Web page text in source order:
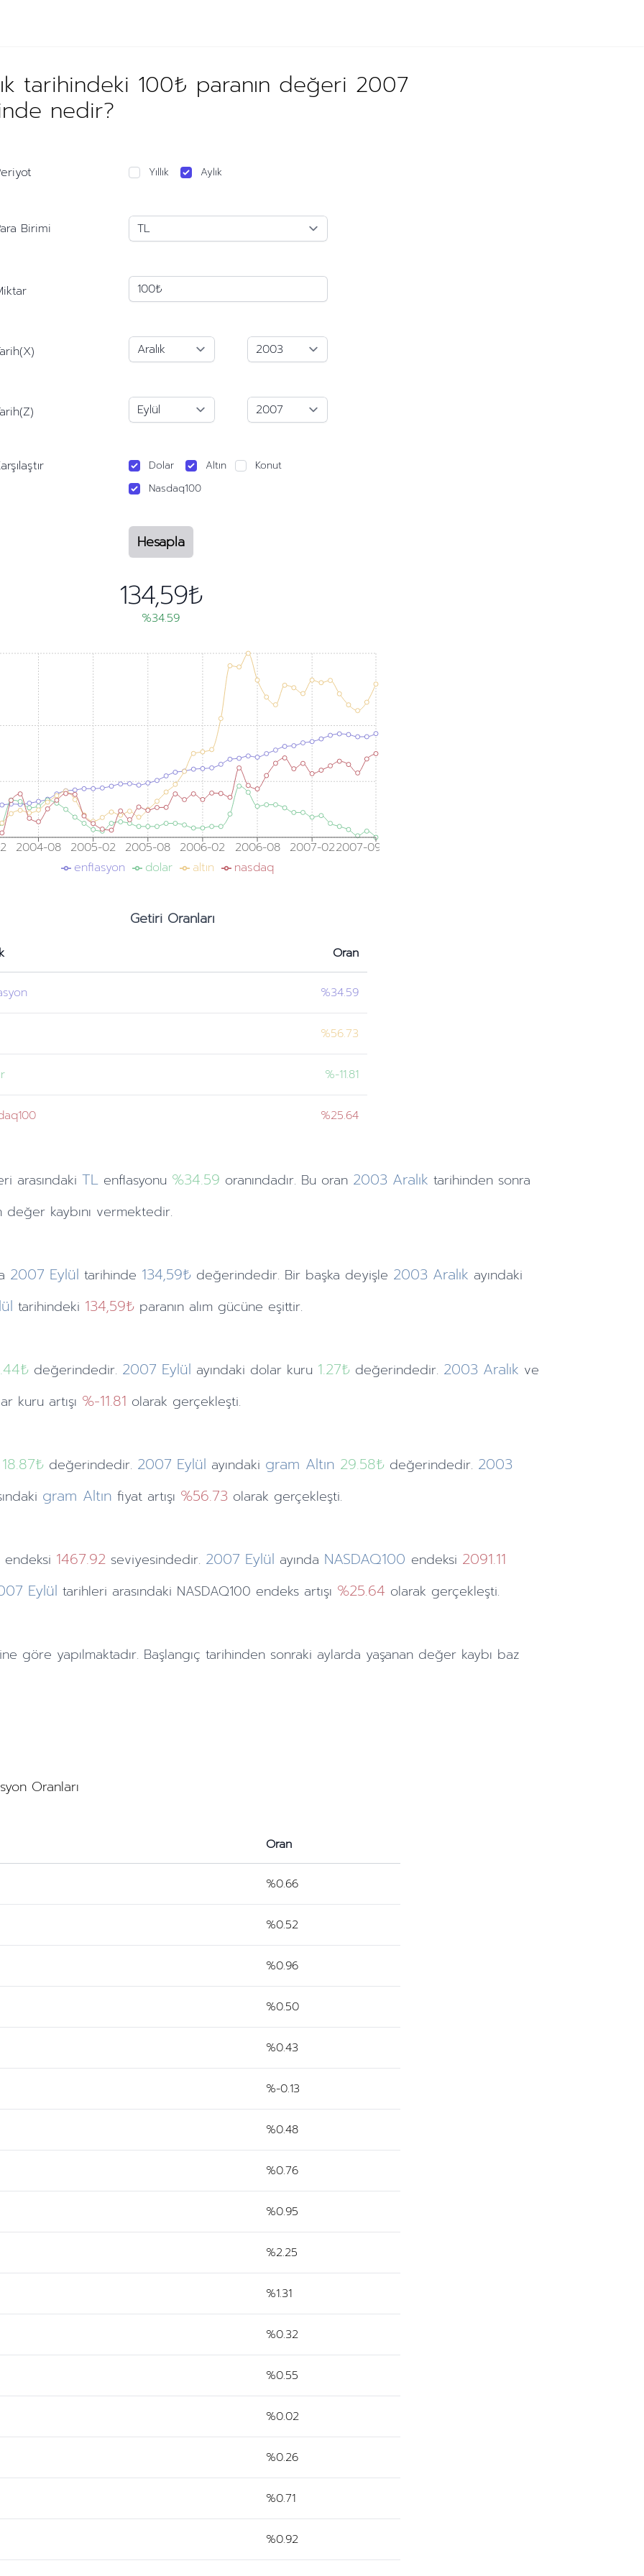
tarihindeki 100₺ paranın değeri 2007
nedir?
Yıllık Aylık
Birimi
Dolar Altın
Konut
Nasdaq100
Hesapla
134,59₺
%34.59
2004-08 2005-02 2005-08 2006-02 2006-08 2007-022007-09
enflasyon dolar altın nasdaq
Getiri Oranları
Oran
%34.59
%56.73
%-11.81
%25.64
arasındaki TL enflasyonu %34.59 oranındadır. Bu oran 2003 Aralık tarihinden sonra
değer kaybını vermektedir.
2007 Eylül tarihinde 134,59₺ değerindedir. Bir başka deyişle 2003 Aralık ayındaki
tarihindeki 134,59₺ paranın alım gücüne eşittir.
₺ değerindedir. 2007 Eylül ayındaki dolar kuru 1.27₺ değerindedir. 2003 Aralık ve
kuru artışı %-11.81 olarak gerçekleşti.
18.87₺ değerindedir. 2007 Eylül ayındaki gram Altın 29.58₺ değerindedir. 2003
gram Altın fiyat artışı %56.73 olarak gerçekleşti.
endeksi 1467.92 seviyesindedir. 2007 Eylül ayında NASDAQ100 endeksi 2091.11
Eylül tarihleri arasındaki NASDAQ100 endeks artışı %25.64 olarak gerçekleşti.
göre yapılmaktadır. Başlangıç tarihinden sonraki aylarda yaşanan değer kaybı baz
Oranları
Oran
%0.66
%0.52
%0.96
%0.50
%0.43
%-0.13
%0.48
%0.76
%0.95
%2.25
%1.31
%0.32
%0.55
%0.02
%0.26
%0.71
%0.92